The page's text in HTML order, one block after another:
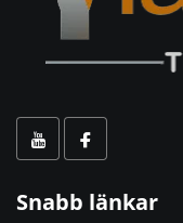
Snabb länkar